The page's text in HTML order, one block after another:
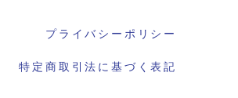
プライバシーポリシー
特定商取引法に基づく表記